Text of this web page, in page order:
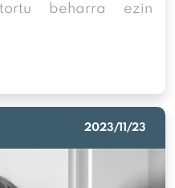
beharra ezin
2023/11/23